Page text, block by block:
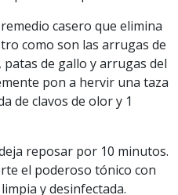
casero que elimina
como son las arrugas de
de gallo y arrugas del
pon a hervir una taza
de clavos de olor y 1
reposar por 10 minutos.
el poderoso tónico con
y desinfectada.